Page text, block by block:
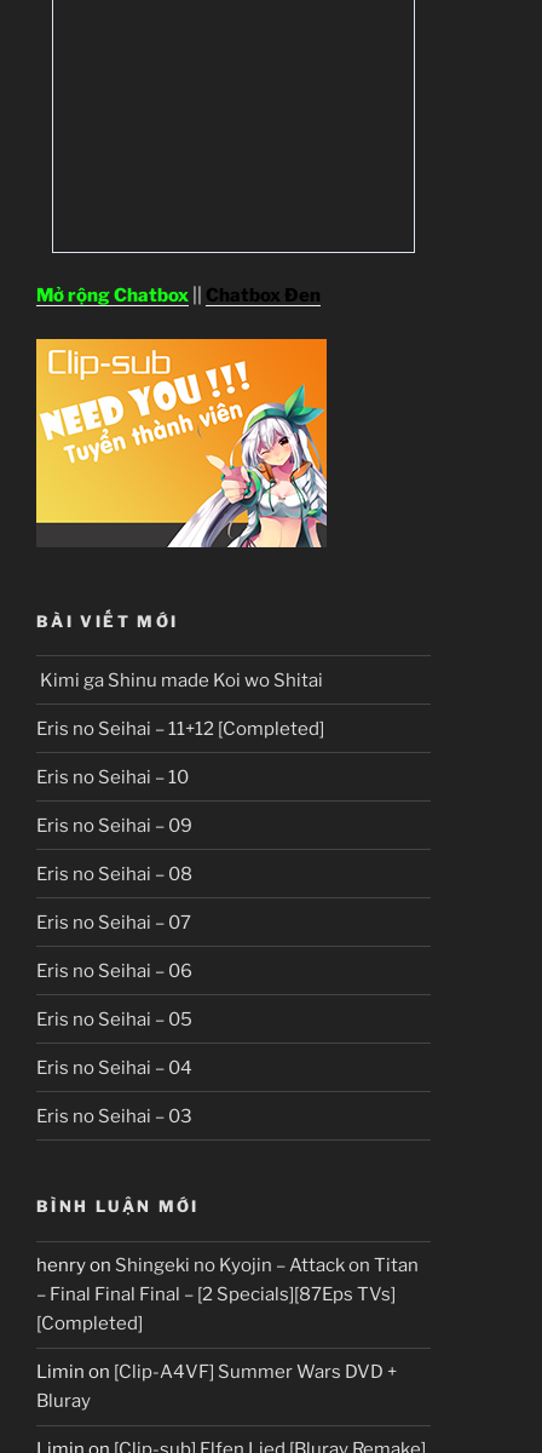
Mở rộng Chatbox Chatbox Đen
BÀI VIẾT MỚI
Kimi ga Shinu made Koi wo Shitai
Eris no Seihai – 11+12 [Completed]
Eris no Seihai – 10
Eris no Seihai – 09
Eris no Seihai – 08
Eris no Seihai – 07
Eris no Seihai – 06
Eris no Seihai – 05
Eris no Seihai – 04
Eris no Seihai – 03
BÌNH LUẬN MỚI
henryon Shingeki no Kyojin – Attack on Titan
– Final Final Final – [2 Specials][87Eps TVs]
[Completed]
Limin on [Clip-A4VF] Summer Wars DVD +
Bluray